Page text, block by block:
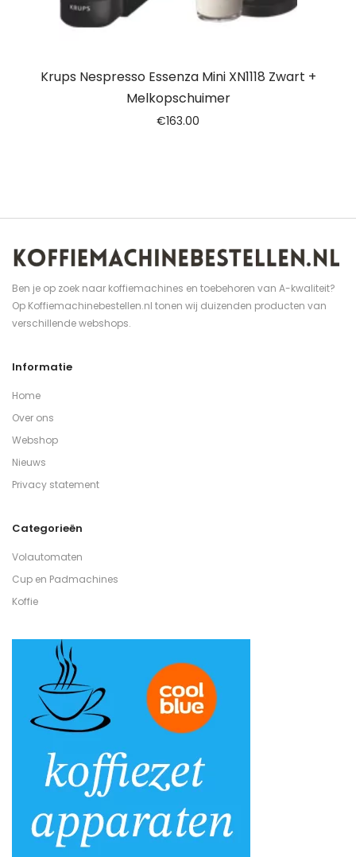
Krups Nespresso Essenza Mini XN1118 Zwart +
Melkopschuimer
€163.00
Ben je op zoek naar koffiemachines en toebehoren van A-kwaliteit?
Op Koffiemachinebestellen.nl tonen wij duizenden producten van
verschillende webshops.
Informatie
Home
Over ons
Webshop
Nieuws
Privacy statement
Categorieën
Volautomaten
Cup en Padmachines
Koffie